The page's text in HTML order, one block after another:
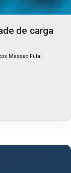
de carga
Massao Futai